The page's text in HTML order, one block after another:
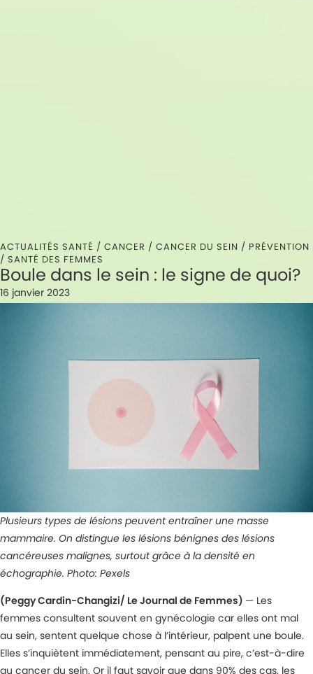
ACTUALITÉS SANTÉ / CANCER / CANCER DU SEIN / PRÉVENTION
/ SANTÉ DES FEMMES
Boule dans le sein : le signe de quoi?
16 janvier 2023
Plusieurs types de lésions peuvent entraîner une masse
mammaire. On distingue les lésions bénignes des lésions
cancéreuses malignes, surtout grâce à la densité en
échographie. Photo: Pexels
(Peggy Cardin-Changizi/ Le Journal de Femmes) — Les
femmes consultent souvent en gynécologie car elles ont mal
au sein, sentent quelque chose à l’intérieur, palpent une boule.
Elles s’inquiètent immédiatement, pensant au pire, c’est-à-dire
au cancer du sein. Or il faut savoir que dans 90% des cas, les